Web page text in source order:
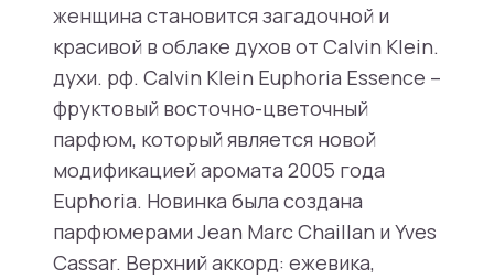
женщина становится загадочной и
красивой в облаке духов от Calvin Klein.
духи. рф. Calvin Klein Euphoria Essence –
фруктовый восточно-цветочный
парфюм, который является новой
модификацией аромата 2005 года
Euphoria. Новинка была создана
парфюмерами Jean Marc Chaillan и Yves
Cassar. Верхний аккорд: ежевика,